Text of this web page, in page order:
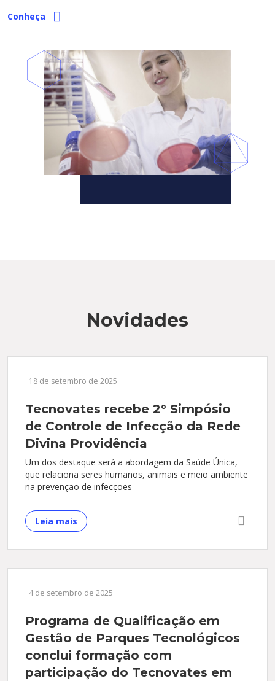
Conheça
Novidades
18 de setembro de 2025
Tecnovates recebe 2° Simpósio
de Controle de Infecção da Rede
Divina Providência
Um dos destaque será a abordagem da Saúde Única,
que relaciona seres humanos, animais e meio ambiente
na prevenção de infecções
Leia mais
4 de setembro de 2025
Programa de Qualificação em
Gestão de Parques Tecnológicos
conclui formação com
participação do Tecnovates em